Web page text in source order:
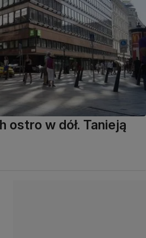
ostro w dół. Tanieją